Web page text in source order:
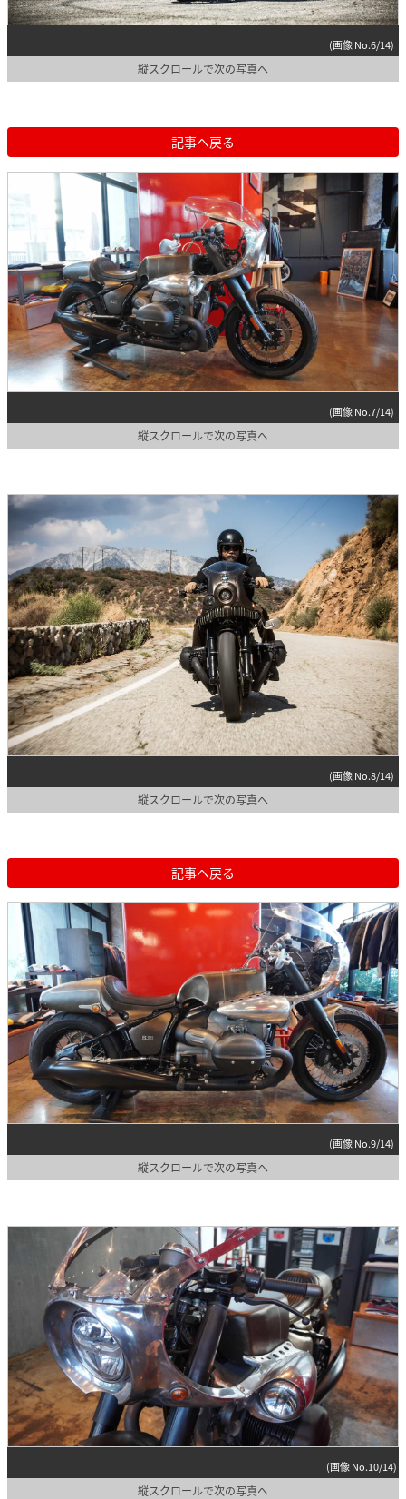
(画像 No.6/14)
縦スクロールで次の写真へ
記事へ戻る
(画像 No.7/14)
縦スクロールで次の写真へ
(画像 No.8/14)
縦スクロールで次の写真へ
記事へ戻る
(画像 No.9/14)
縦スクロールで次の写真へ
(画像 No.10/14)
縦スクロールで次の写真へ